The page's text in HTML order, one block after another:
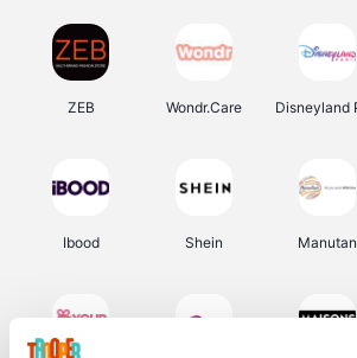
ZEB Wondr.Care
Ibood Shein Manutan